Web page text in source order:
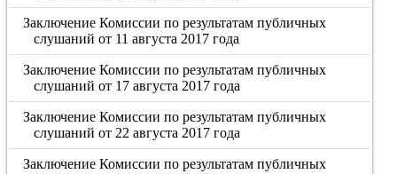
Заключение Комиссии по результатам публичных
слушаний от 11 августа 2017 года
Заключение Комиссии по результатам публичных
слушаний от 17 августа 2017 года
Заключение Комиссии по результатам публичных
слушаний от 22 августа 2017 года
Заключение Комиссии по результатам публичных